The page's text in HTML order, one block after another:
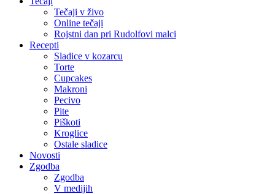
Tečaji v živo
Online tečaji
Rojstni dan pri Rudolfovi malci
Recepti
Sladice v kozarcu
Torte
Cupcakes
Makroni
Pecivo
Pite
Piškoti
Kroglice
Ostale sladice
Novosti
Zgodba
Zgodba
V medijih